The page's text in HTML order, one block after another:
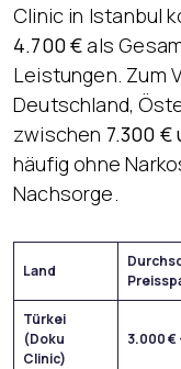
Clinic in Istanbul
4.700 €als
Leistungen. Zum
Deutschland,
zwischen 7.300 €
häufig ohne
Nachsorge.
Land
Türkei
(Doku
Clinic)
3.000 €